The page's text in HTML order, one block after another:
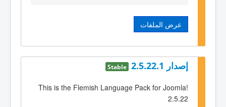
عرض الملفات
إصدار 2.5.22.1 Stable
This is the Flemish Language Pack for Joomla!
2.5.22